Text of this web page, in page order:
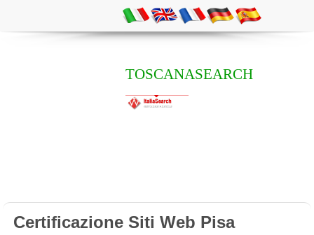
TOSCANASEARCH
Certificazione Siti Web Pisa